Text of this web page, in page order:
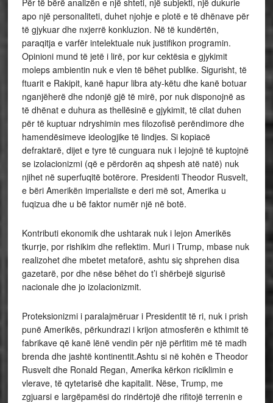
Për të bërë analizën e një shteti, një subjekti, një dukurie
apo një personaliteti, duhet njohje e plotë e të dhënave për
të gjykuar dhe nxjerrë konkluzion. Në të kundërtën,
paraqitja e varfër intelektuale nuk justifikon programin.
Opinioni mund të jetë i lirë, por kur cektësia e gjykimit
moleps ambientin nuk e vlen të bëhet publike. Sigurisht, të
ftuarit e Rakipit, kanë hapur libra aty-këtu dhe kanë botuar
nganjëherë dhe ndonjë gjë të mirë, por nuk disponojnë as
të dhënat e duhura as thellësinë e gjykimit, të cilat duhen
për të kuptuar ndryshimin mes filozofisë perëndimore dhe
hamendësimeve ideologjike të lindjes. Si kopiacë
defraktarë, dijet e tyre të cunguara nuk i lejojnë të kuptojnë
se izolacionizmi (që e përdorën aq shpesh atë natë) nuk
njihet në superfuqitë botërore. Presidenti Theodor Rusvelt,
e bëri Amerikën imperialiste e deri më sot, Amerika u
fuqizua dhe u bë faktor numër një në botë.
Kontributi ekonomik dhe ushtarak nuk i lejon Amerikës
tkurrje, por rishikim dhe reflektim. Muri i Trump, mbase nuk
realizohet dhe mbetet metaforë, ashtu siç shprehen disa
gazetarë, por dhe nëse bëhet do t’i shërbejë sigurisë
nacionale dhe jo izolacionizmit.
Proteksionizmi i paralajmëruar i Presidentit të ri, nuk i prish
punë Amerikës, përkundrazi i krijon atmosferën e kthimit të
fabrikave që kanë lënë vendin për një përfitim më të madh
brenda dhe jashtë kontinentit.Ashtu si në kohën e Theodor
Rusvelt dhe Ronald Regan, Amerika kërkon riciklimin e
vlerave, të qytetarisë dhe kapitalit. Nëse, Trump, me
zgjuarsi e largëpamësi do rindërtojë dhe rifitojë terrenin e